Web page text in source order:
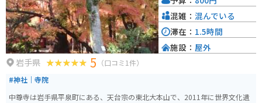
豊かな観光スポットも点在しています。道の駅 三本木を拠点に、宮城県の観
光を楽しむのもおすすめです。
岩手県 5 （口コミ1件）
#神社｜寺院
中尊寺は岩手県平泉町にある、天台宗の東北大本山で、2011年に世界文化遺
混雑： 混んでいる
滞在： 1.5時間
施設： 屋外